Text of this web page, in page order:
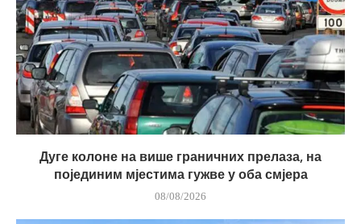
Дуге колоне на више граничних прелаза, на
појединим мјестима гужве у оба смјера
08/08/2026